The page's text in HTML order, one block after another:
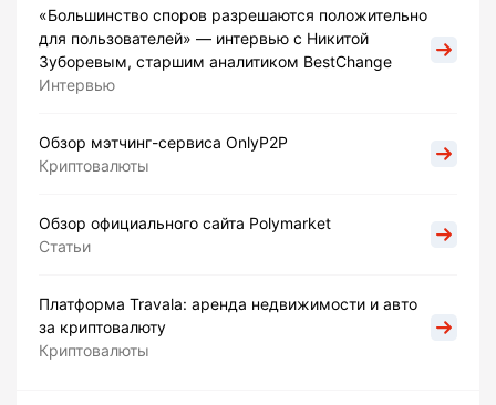
«Большинство споров разрешаются положительно
для пользователей» — интервью с Никитой
Зуборевым, старшим аналитиком BestChange
Интервью
Обзор мэтчинг-сервиса OnlyP2P
Криптовалюты
Обзор официального сайта Polymarket
Статьи
Платформа Travala: аренда недвижимости и авто
за криптовалюту
Криптовалюты